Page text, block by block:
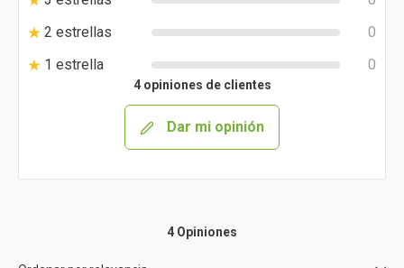
2 estrellas
0
1 estrella
0
4 opiniones de clientes
Dar mi opinión
4 Opiniones